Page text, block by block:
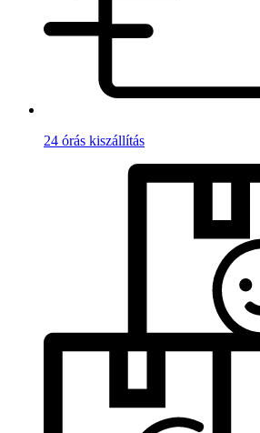
24 órás kiszállítás